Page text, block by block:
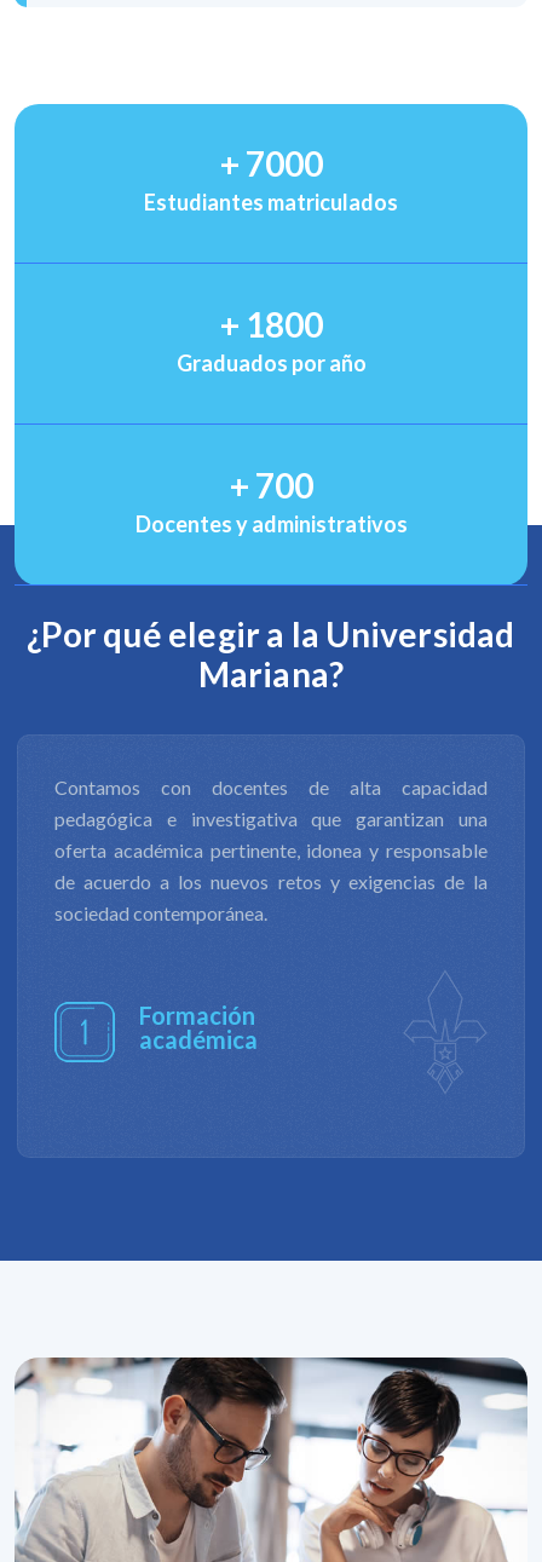
+ 7000
Estudiantes matriculados
+ 1800
Graduados por año
+ 700
Docentes y administrativos
¿Por qué elegir a la Universidad
Mariana?
La productividad de nuestra investigación científica
y tecnológica, y la innovación, nos permite contribuir
al desarrollo económico, social, productivo, cultural
y ambiental de diversos entornos, además de
formular respuestas a los retos en ámbitos de
Investigación